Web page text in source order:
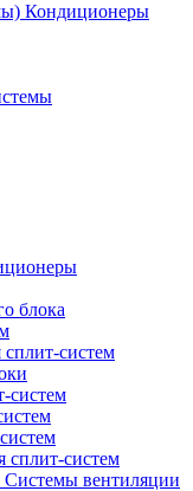
Кондиционеры
блока
систем
систем
сплит-систем
Системы вентиляции